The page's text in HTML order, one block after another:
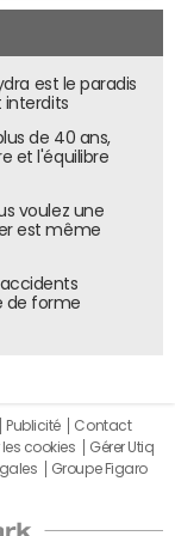
moins long
le
de carte
dévoilé le
sud-coréen
précédents
pour le S9+).
en
est le paradis
interdits
de 40 ans,
et l'équilibre
voulez une
est même
de forme
Publicité
Contact
les cookies
Gérer Utiq
Groupe Figaro